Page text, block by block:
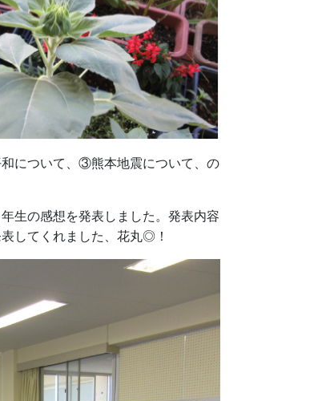
について、③熊本地震について、の
生の感想を発表しました。発表内容
してくれました、花丸◎！